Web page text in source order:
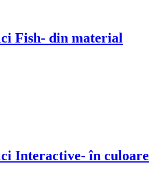
Fish- din material
Interactive- în culoare